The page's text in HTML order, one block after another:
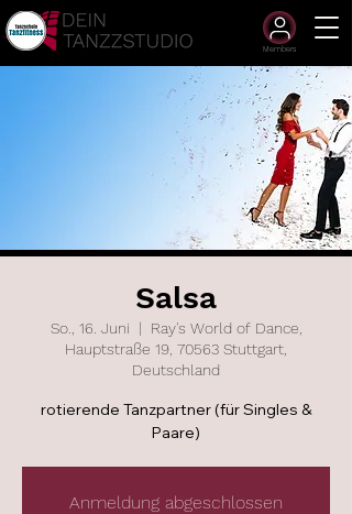
Members
Salsa
So., 16. Juni
  |
Ray's World of Dance,
Hauptstraße 19, 70563 Stuttgart,
Deutschland
rotierende Tanzpartner (für Singles &
Paare)
Anmeldung abgeschlossen